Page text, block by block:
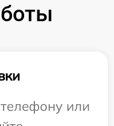
или